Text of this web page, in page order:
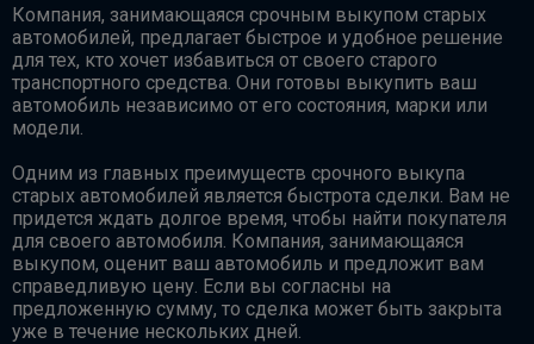
Компания, занимающаяся срочным выкупом старых
автомобилей, предлагает быстрое и удобное решение
для тех, кто хочет избавиться от своего старого
транспортного средства. Они готовы выкупить ваш
автомобиль независимо от его состояния, марки или
модели.
Одним из главных преимуществ срочного выкупа
старых автомобилей является быстрота сделки. Вам не
придется ждать долгое время, чтобы найти покупателя
для своего автомобиля. Компания, занимающаяся
выкупом, оценит ваш автомобиль и предложит вам
справедливую цену. Если вы согласны на
предложенную сумму, то сделка может быть закрыта
уже в течение нескольких дней.